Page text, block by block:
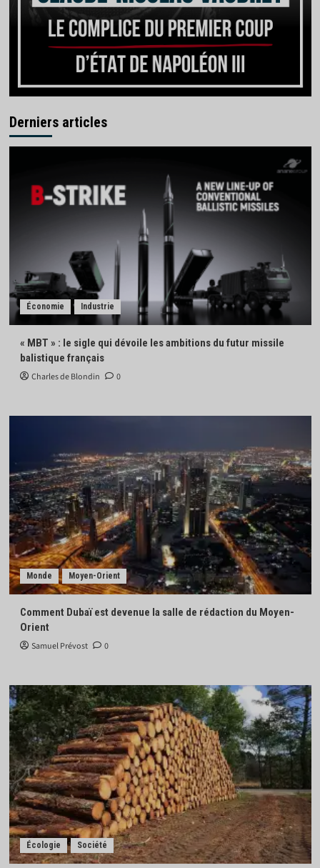
Derniers articles
Économie Industrie
« MBT » : le sigle qui dévoile les ambitions du futur missile
balistique français
Charles de Blondin 0
Monde Moyen-Orient
Comment Dubaï est devenue la salle de rédaction du Moyen-
Orient
Samuel Prévost 0
Écologie Société